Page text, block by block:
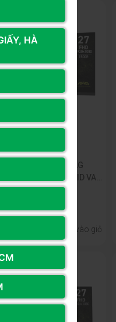
HÌNH CONG MSI MAG
X24 (27INCH/ RAPID VA/
HD/ 240HZ/ 1500R/
Thêm vào giỏ
HÀ